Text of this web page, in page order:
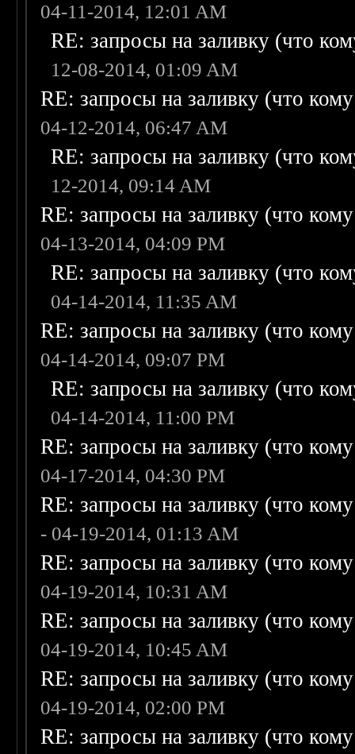
04-11-2014, 12:01 AM
RE: запросы на заливку (что
12-08-2014, 01:09 AM
RE: запросы на заливку (что
04-12-2014, 06:47 AM
RE: запросы на заливку (что
12-2014, 09:14 AM
RE: запросы на заливку (что
04-13-2014, 04:09 PM
RE: запросы на заливку (что
04-14-2014, 11:35 AM
RE: запросы на заливку (что
04-14-2014, 09:07 PM
RE: запросы на заливку (что
04-14-2014, 11:00 PM
RE: запросы на заливку (что
04-17-2014, 04:30 PM
RE: запросы на заливку (что
- 04-19-2014, 01:13 AM
RE: запросы на заливку (что
04-19-2014, 10:31 AM
RE: запросы на заливку (что
04-19-2014, 10:45 AM
RE: запросы на заливку (что
04-19-2014, 02:00 PM
RE: запросы на заливку (что